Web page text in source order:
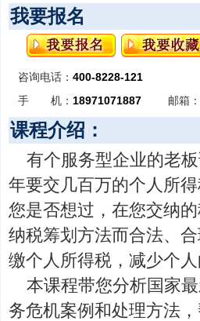
我要报名
咨询电话： 400-8228-121
手 机： 18971071887 邮箱：
课程介绍：
有个服务型企业的老
年要交几百万的个人所
您是否想过，在您交纳
纳税筹划方法而合法、
缴个人所得税，减少个
本课程带您分析国家
务危机案例和处理方法